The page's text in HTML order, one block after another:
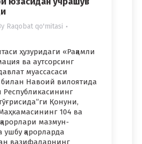
Raqobat qo'mitasi
ҳузуридаги «Рақамли
ва аутсорсинг
муассаcaси
билан Навоий вилоятида
Республикасининг
Қонуни,
104 ва
мазмун-
ушбу қарорларда
вазифаларнинг